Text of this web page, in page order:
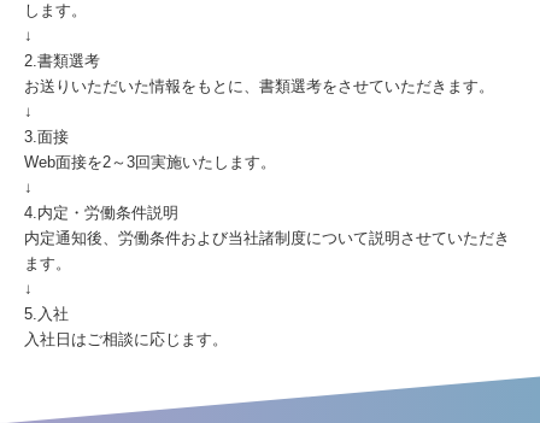
します。​
↓​
2.書類選考​
お送りいただいた情報をもとに、書類選考をさせていただきます。​
↓​
3.面接​
Web面接を2～3回実施いたします。​
↓​
4.内定・労働条件説明​
内定通知後、労働条件および当社諸制度について説明させていただき
ます。 ​
↓​
5.入社​
入社日はご相談に応じます。